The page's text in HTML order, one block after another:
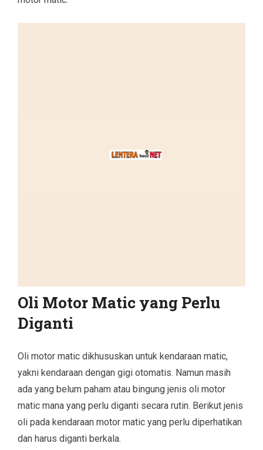
Oli Motor Matic yang Perlu
Diganti
Oli motor matic dikhususkan untuk kendaraan matic,
yakni kendaraan dengan gigi otomatis. Namun masih
ada yang belum paham atau bingung jenis oli motor
matic mana yang perlu diganti secara rutin. Berikut jenis
oli pada kendaraan motor matic yang perlu diperhatikan
dan harus diganti berkala.